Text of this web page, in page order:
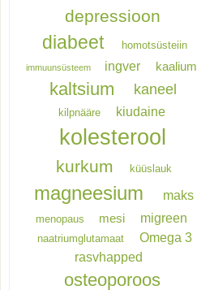
depressioon
diabeet homotsüsteiin
immuunsüsteem ingver kaalium
kaltsium kaneel
kilpnääre kiudaine
kolesterool
kurkum küüslauk
magneesium maks
menopaus mesi migreen
naatriumglutamaat
Omega 3
rasvhapped
osteoporoos